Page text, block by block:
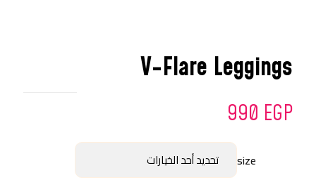
V-Flare Leggings
990 EGP
size